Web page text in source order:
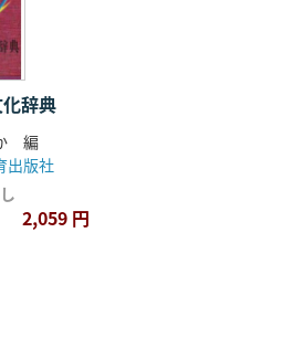
辞典
編
出版社
2,059 円